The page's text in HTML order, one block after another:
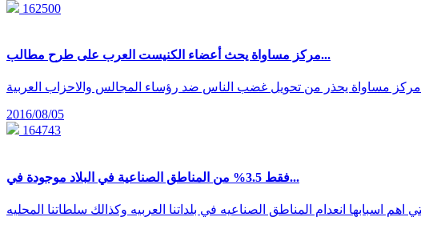
162500
مركز مساواة يحث أعضاء الكنيست العرب على طرح مطالب...
مركز مساواة يحذر من تحويل غضب الناس ضد رؤساء المجالس والاحزاب العربية
2016/08/05
164743
فقط 3.5% من المناطق الصناعية في البلاد موجودة في...